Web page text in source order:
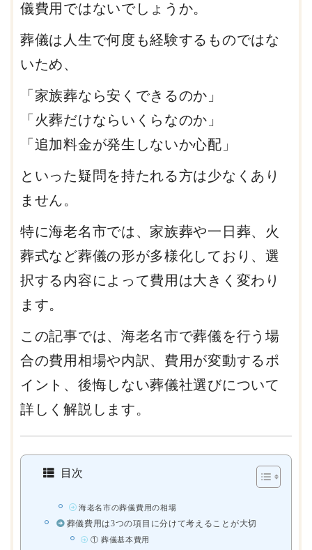
儀費用ではないでしょうか。
葬儀は人生で何度も経験するものではな
いため、
「家族葬なら安くできるのか」
「火葬だけならいくらなのか」
「追加料金が発生しないか心配」
といった疑問を持たれる方は少なくあり
ません。
特に海老名市では、家族葬や一日葬、火
葬式など葬儀の形が多様化しており、選
択する内容によって費用は大きく変わり
ます。
この記事では、海老名市で葬儀を行う場
合の費用相場や内訳、費用が変動するポ
イント、後悔しない葬儀社選びについて
詳しく解説します。
目次
海老名市の葬儀費用の相場
葬儀費用は3つの項目に分けて考えることが大切
① 葬儀基本費用